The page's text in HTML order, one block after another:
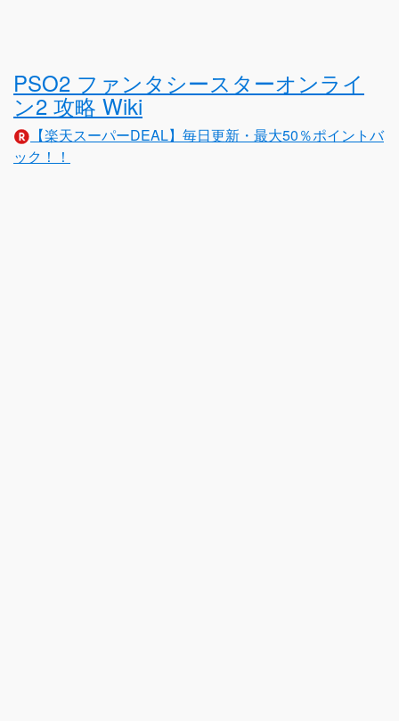
PSO2 ファンタシースターオンライ
ン2 攻略 Wiki
【楽天スーパーDEAL】毎日更新・最大50％ポイントバ
ック！！